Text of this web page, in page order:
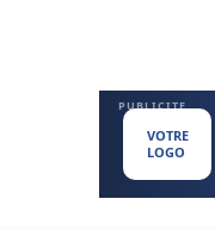
PUBLICITE
VOTRE
LOGO